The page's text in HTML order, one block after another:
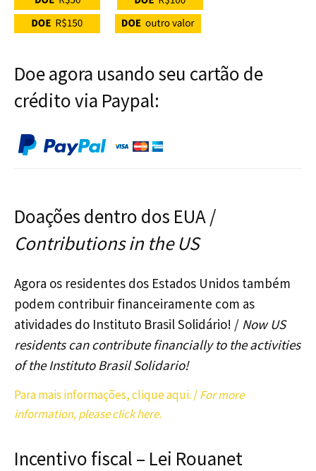
Doe agora usando seu cartão de
crédito via Paypal:
Doações dentro dos EUA /
Contributions in the US
Agora os residentes dos Estados Unidos também
podem contribuir financeiramente com as
atividades do Instituto Brasil Solidário! / Now US
residents can contribute financially to the activities
of the Instituto Brasil Solidario!
Para mais informações, clique aqui. /For more
information, please click here.
Incentivo fiscal – Lei Rouanet